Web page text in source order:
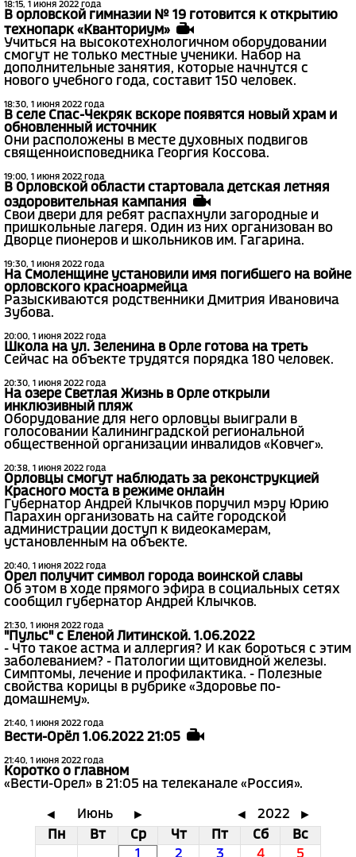
18:15, 1 июня 2022 года
В орловской гимназии № 19 готовится к открытию
технопарк «Кванториум»
Учиться на высокотехнологичном оборудовании
смогут не только местные ученики. Набор на
дополнительные занятия, которые начнутся с
нового учебного года, составит 150 человек.
18:30, 1 июня 2022 года
В селе Спас-Чекряк вскоре появятся новый храм и
обновленный источник
Они расположены в месте духовных подвигов
священноисповедника Георгия Коссова.
19:00, 1 июня 2022 года
В Орловской области стартовала детская летняя
оздоровительная кампания
Свои двери для ребят распахнули загородные и
пришкольные лагеря. Один из них организован во
Дворце пионеров и школьников им. Гагарина.
19:30, 1 июня 2022 года
На Смоленщине установили имя погибшего на войне
орловского красноармейца
Разыскиваются родственники Дмитрия Ивановича
Зубова.
20:00, 1 июня 2022 года
Школа на ул. Зеленина в Орле готова на треть
Сейчас на объекте трудятся порядка 180 человек.
20:30, 1 июня 2022 года
На озере Светлая Жизнь в Орле открыли
инклюзивный пляж
Оборудование для него орловцы выиграли в
голосовании Калининградской региональной
общественной организации инвалидов «Ковчег».
20:38, 1 июня 2022 года
Орловцы смогут наблюдать за реконструкцией
Красного моста в режиме онлайн
Губернатор Андрей Клычков поручил мэру Юрию
Парахин организовать на сайте городской
администрации доступ к видеокамерам,
установленным на объекте.
20:40, 1 июня 2022 года
Орел получит символ города воинской славы
Об этом в ходе прямого эфира в социальных сетях
сообщил губернатор Андрей Клычков.
21:30, 1 июня 2022 года
"Пульс" с Еленой Литинской. 1.06.2022
- Что такое астма и аллергия? И как бороться с этим
заболеванием? - Патологии щитовидной железы.
Симптомы, лечение и профилактика. - Полезные
свойства корицы в рубрике «Здоровье по-
домашнему».
21:40, 1 июня 2022 года
Вести-Орёл 1.06.2022 21:05
21:40, 1 июня 2022 года
Коротко о главном
«Вести-Орел» в 21:05 на телеканале «Россия».
◄ Июнь ► ◄ 2022
►
Пн
Вт Ср Чт Пт Сб
Вс
1
2 3 4 5